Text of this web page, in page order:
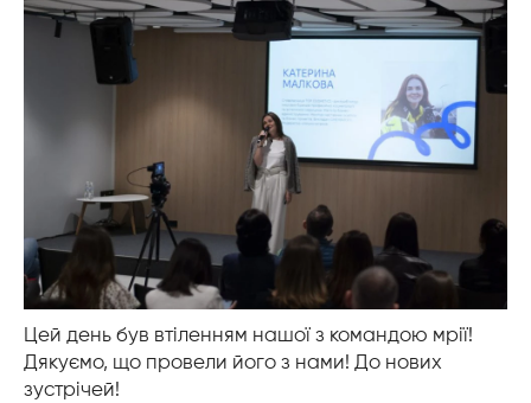
Цей день був втіленням нашої з командою мрії!
Дякуємо, що провели його з нами! До нових
зустрічей!